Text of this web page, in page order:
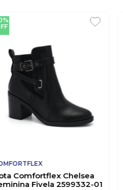
Comfortflex Chelsea
Fivela 2599332-01